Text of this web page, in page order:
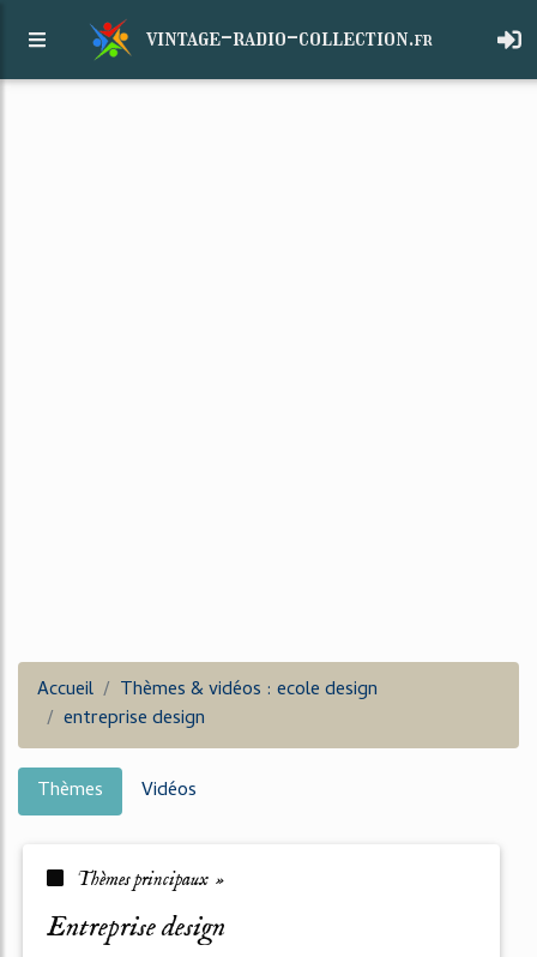
vintage-radio-collection.fr
Accueil
Thèmes & vidéos : ecole design
entreprise design
Thèmes Vidéos
Thèmes principaux »
entreprise design